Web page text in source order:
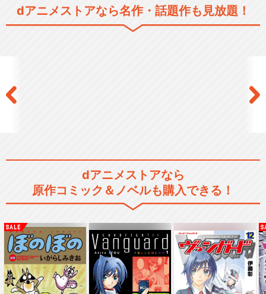
JAM Project LIVE 2010 M…
JAM Project LIVE 2011-2…
dアニメストアなら名作・話題作も見放題！
dアニメストアなら
原作コミック＆ノベルも購入できる！